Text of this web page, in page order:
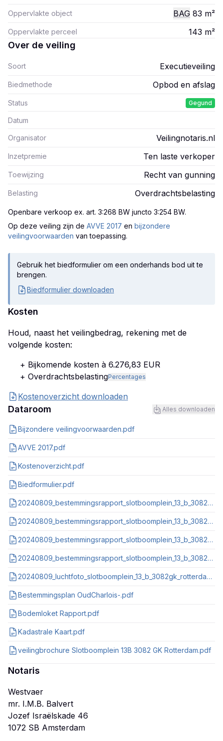
Oppervlakte object BAG 83 m²
Oppervlakte perceel 143 m²
Over de veiling
Soort Executieveiling
Biedmethode Opbod en afslag
Status Gegund
Datum
Organisator Veilingnotaris.nl
Inzetpremie Ten laste verkoper
Toewijzing Recht van gunning
Belasting Overdrachtsbelasting
Openbare verkoop ex. art. 3:268 BW juncto 3:254 BW.
Op deze veiling zijn de AVVE 2017 en bijzondere
veilingvoorwaarden van toepassing.
Gebruik het biedformulier om een onderhands bod uit te
brengen.
Biedformulier downloaden
Kosten
Houd, naast het veilingbedrag, rekening met de
volgende kosten:
+ Bijkomende kosten à 6.276,83 EUR
+ OverdrachtsbelastingPercentages
Kostenoverzicht downloaden
Dataroom Alles downloaden
Bijzondere veilingvoorwaarden.pdf
AVVE 2017.pdf
Kostenoverzicht.pdf
Biedformulier.pdf
20240809_bestemmingsrapport_slotboomplein_13_b_3082gk_rotterdam_nl_imro_0599_bp1097papluparkern_va01.pdf
20240809_bestemmingsrapport_slotboomplein_13_b_3082gk_rotterdam_nl_imro_0599_bp1104paplubioveil_va01.pdf
20240809_bestemmingsrapport_slotboomplein_13_b_3082gk_rotterdam_nl_imro_0599_bp1137papluevemnt_va01.pdf
20240809_bestemmingsrapport_slotboomplein_13_b_3082gk_rotterdam_nl_imro_0599_bp1149paplugeluid_va01.pdf
20240809_luchtfoto_slotboomplein_13_b_3082gk_rotterdam.pdf
Bestemmingsplan OudCharlois-.pdf
Bodemloket Rapport.pdf
Kadastrale Kaart.pdf
veilingbrochure Slotboomplein 13B 3082 GK Rotterdam.pdf
Notaris
Westvaer
mr. I.M.B. Balvert
Jozef Israëlskade 46